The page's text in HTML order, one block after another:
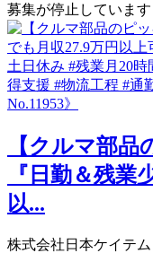
募集が停止しています
【クルマ部品
『日勤＆残業
以...
株式会社日本ケイテム